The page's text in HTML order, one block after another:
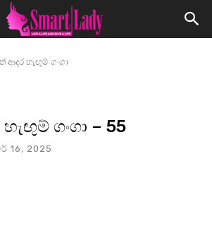
ආදර හැඟුම් ගංගා
ගංගා – 55
16, 2025